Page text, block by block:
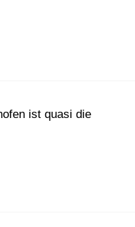
ist quasi die